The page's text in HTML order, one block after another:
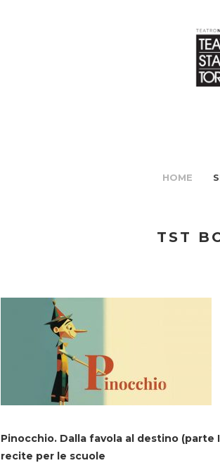
HOME
TST
Pinocchio. Dalla favola al destino (parte
recite per le scuole